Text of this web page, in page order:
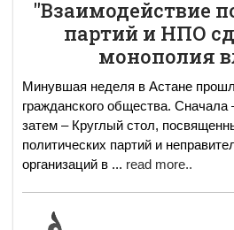
"Взаимодействие
партий и НПО
монополия
Минувшая неделя в Астане
гражданского общества.
затем – Круглый стол,
политических партий и
организаций в ... read more..